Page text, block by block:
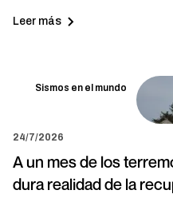
Leer más
Sismos en el mundo
24/7/2026
A un mes de los
dura realidad de la